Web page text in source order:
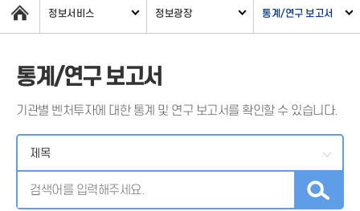
정보서비스 정보광장 통계/연구 보고서
통계/연구 보고서
기관별 벤처투자에 대한 통계 및 연구 보고서를 확인할 수 있습니다.